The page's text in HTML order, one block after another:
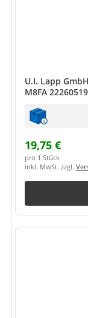
U.I. Lapp
M8FA 22260519
19,75 €
pro 1 Stück
inkl. MwSt. zzgl.